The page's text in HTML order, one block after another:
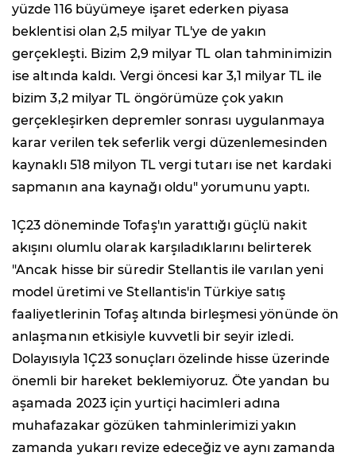
yüzde 116 büyümeye işaret ederken piyasa
beklentisi olan 2,5 milyar TL'ye de yakın
gerçekleşti. Bizim 2,9 milyar TL olan tahminimizin
ise altında kaldı. Vergi öncesi kar 3,1 milyar TL ile
bizim 3,2 milyar TL öngörümüze çok yakın
gerçekleşirken depremler sonrası uygulanmaya
karar verilen tek seferlik vergi düzenlemesinden
kaynaklı 518 milyon TL vergi tutarı ise net kardaki
sapmanın ana kaynağı oldu" yorumunu yaptı.
1Ç23 döneminde Tofaş'ın yarattığı güçlü nakit
akışını olumlu olarak karşıladıklarını belirterek
"Ancak hisse bir süredir Stellantis ile varılan yeni
model üretimi ve Stellantis'in Türkiye satış
faaliyetlerinin Tofaş altında birleşmesi yönünde ön
anlaşmanın etkisiyle kuvvetli bir seyir izledi.
Dolayısıyla 1Ç23 sonuçları özelinde hisse üzerinde
önemli bir hareket beklemiyoruz. Öte yandan bu
aşamada 2023 için yurtiçi hacimleri adına
muhafazakar gözüken tahminlerimizi yakın
zamanda yukarı revize edeceğiz ve aynı zamanda